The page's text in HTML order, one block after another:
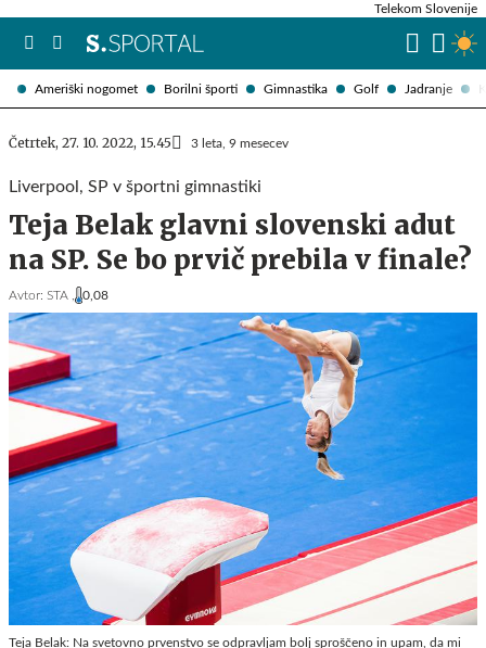
Ameriški nogomet Borilni športi Gimnastika Golf Jadranje
Telekom Slovenije
Četrtek, 27. 10. 2022, 15.45 3 leta, 9 mesecev
Liverpool, SP v športni gimnastiki
Teja Belak glavni slovenski adut
na SP. Se bo prvič prebila v finale?
Avtor: STA , 0,08
Teja Belak: Na svetovno prvenstvo se odpravljam bolj sproščeno in upam, da mi